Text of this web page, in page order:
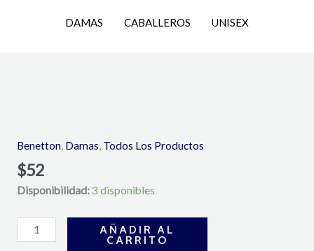
DAMAS CABALLEROS UNISEX
Benetton, Damas Todos Los Productos
$52
Disponibilidad:3 disponibles
Neroli
Eau
de
Toilette
-
AÑADIR AL
CARRITO